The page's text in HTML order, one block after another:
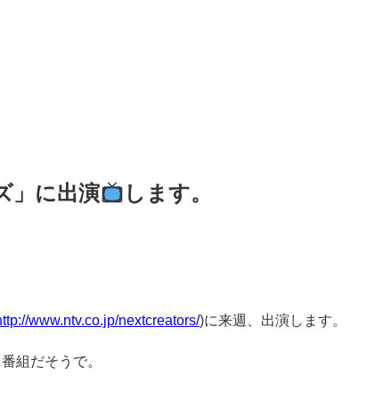
」に出演 します。
www.ntv.co.jp/nextcreators/)に来週、出演します。
組だそうで。